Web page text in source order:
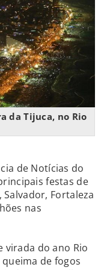
da Tijuca, no Rio
de Notícias do
festas de
Fortaleza
nas
virada do ano Rio
de fogos